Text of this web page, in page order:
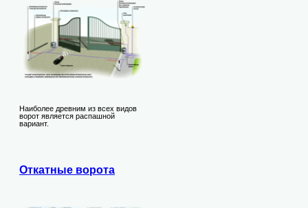
Наиболее древним из всех видов
ворот является распашной
вариант.
Откатные ворота